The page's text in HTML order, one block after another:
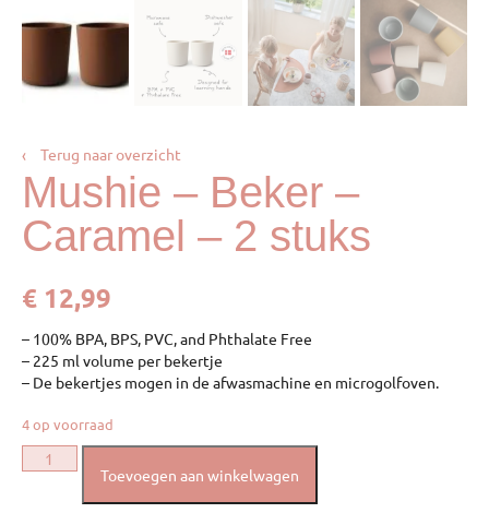
‹ Terug naar overzicht
Mushie – Beker –
Caramel – 2 stuks
€ 12,99
– 100% BPA, BPS, PVC, and Phthalate Free
– 225 ml volume per bekertje
– De bekertjes mogen in de afwasmachine en microgolfoven.
4 op voorraad
Toevoegen aan winkelwagen